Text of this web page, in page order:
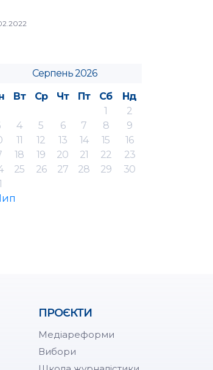
Серпень 2026
Вт Ср Чт Пт Сб
Нд
1
2
4 5 6 7 8
9
11 12 13 14 15
16
18 19 20 21 22
23
25 26 27 28 29
30
ПРОЄКТИ
Медіареформи
Вибори